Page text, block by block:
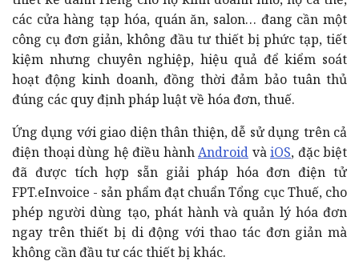
các cửa hàng tạp hóa, quán ăn, salon… đang cần một
công cụ đơn giản, không đầu tư thiết bị phức tạp, tiết
kiệm nhưng chuyên nghiệp, hiệu quả để kiểm soát
hoạt động kinh doanh, đồng thời đảm bảo tuân thủ
điện thoại dùng hệ điều hànhAndroid vàiOS, đặc biệt
đã được tích hợp sẵn giải pháp hóa đơn điện tử
FPT.eInvoice - sản phẩm đạt chuẩn Tổng cục Thuế, cho
phép người dùng tạo, phát hành và quản lý hóa đơn
ngay trên thiết bị di động với thao tác đơn giản mà